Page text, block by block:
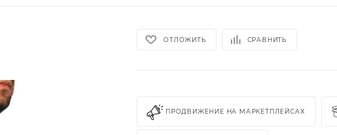
ОТЛОЖИТЬ СРАВНИТЬ
ПРОДВИЖЕНИЕ НА МАРКЕТПЛЕЙСАХ